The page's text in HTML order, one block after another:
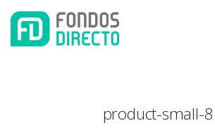
product-small-8